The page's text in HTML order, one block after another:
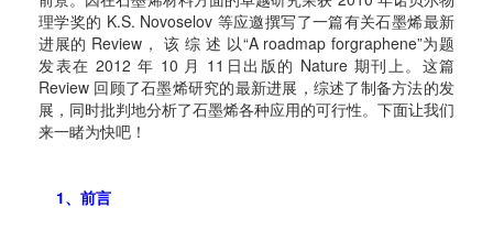
理学奖的 K.S. Novoselov 等应邀撰写了一篇有关石墨烯最新
进展的 Review， 该 综 述 以“A roadmap forgraphene”为题
发表在 2012 年 10 月 11日出版的 Nature 期刊上。这篇
Review 回顾了石墨烯研究的最新进展，综述了制备方法的发
展，同时批判地分析了石墨烯各种应用的可行性。下面让我们
来一睹为快吧！
1、前言